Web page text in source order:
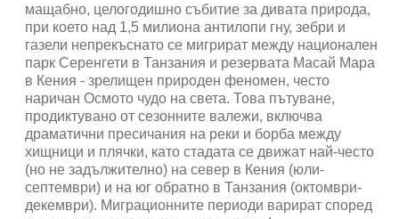
мащабно, целогодишно събитие за дивата природа,
при което над 1,5 милиона антилопи гну, зебри и
газели непрекъснато се мигрират между национален
парк Серенгети в Танзания и резервата Масай Мара
в Кения - зрелищен природен феномен, често
наричан Осмото чудо на света. Това пътуване,
продиктувано от сезонните валежи, включва
драматични пресичания на реки и борба между
хищници и плячки, като стадата се движат най-често
(но не задължително) на север в Кения (юли-
септември) и на юг обратно в Танзания (октомври-
декември). Миграционните периоди варират според